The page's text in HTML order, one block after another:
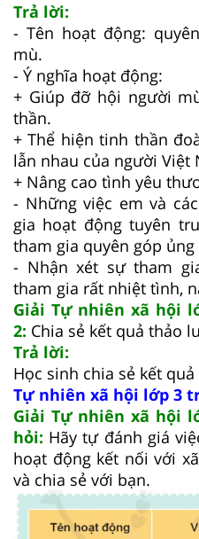
Trả lời:
- Tên hoạt động:
mù.
- Ý nghĩa hoạt động:
+ Giúp đỡ hội người
thần.
+ Thể hiện tinh thần
lẫn nhau của người Việt
+ Nâng cao tình yêu
- Những việc em và
gia hoạt động tuyên
tham gia quyên góp
- Nhận xét sự tham
tham gia rất nhiệt tình,
Giải Tự nhiên xã hội
2: Chia sẻ kết quả thảo
Trả lời:
Học sinh chia sẻ kết
Tự nhiên xã hội lớp 3
Giải Tự nhiên xã hội
hỏi: Hãy tự đánh giá
hoạt động kết nối với
và chia sẻ với bạn.